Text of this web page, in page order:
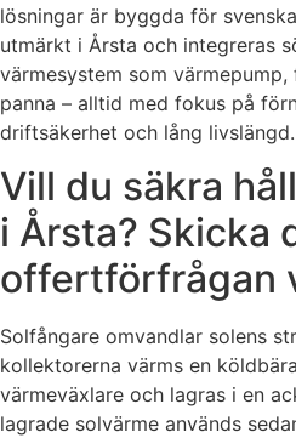
lösningar är byggda för
utmärkt i Årsta och integreras
värmesystem som
panna – alltid med fokus på
driftsäkerhet och lång livslängd.
Vill du säkra
i Årsta? Skicka
offertförfrågan
Solfångare omvandlar solens
kollektorerna värms en
värmeväxlare och lagras i en
lagrade solvärme används